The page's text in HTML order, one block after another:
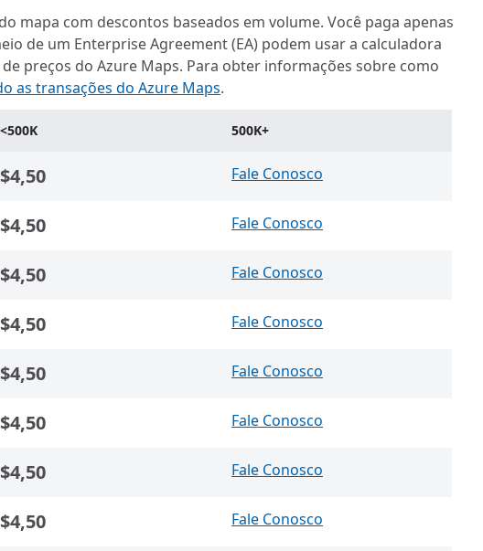
mapa com descontos baseados em volume. Você paga apenas
de um Enterprise Agreement (EA) podem usar a calculadora
preços do Azure Maps. Para obter informações sobre como
as transações do Azure Maps.
<500K 500K+
$4,50 Fale Conosco
$4,50 Fale Conosco
$4,50 Fale Conosco
$4,50 Fale Conosco
$4,50 Fale Conosco
$4,50 Fale Conosco
$4,50 Fale Conosco
$4,50 Fale Conosco